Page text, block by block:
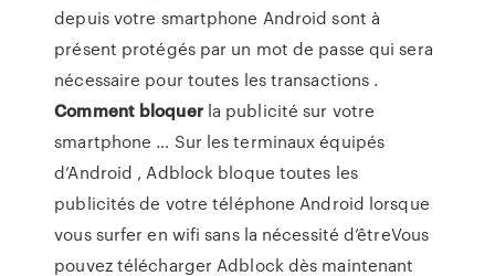
depuis votre smartphone Android sont à
présent protégés par un mot de passe qui sera
nécessaire pour toutes les transactions .
Comment bloquerla publicité sur votre
smartphone … Sur les terminaux équipés
d’Android , Adblock bloque toutes les
publicités de votre téléphone Android lorsque
vous surfer en wifi sans la nécessité d’êtreVous
pouvez télécharger Adblock dès maintenant